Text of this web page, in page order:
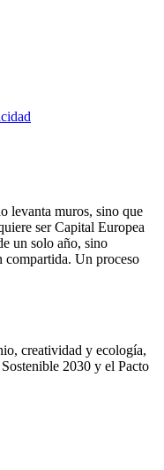
levanta muros, sino que
ser Capital Europea
un solo año, sino
compartida. Un proceso
creatividad y ecología,
2030 y el Pacto